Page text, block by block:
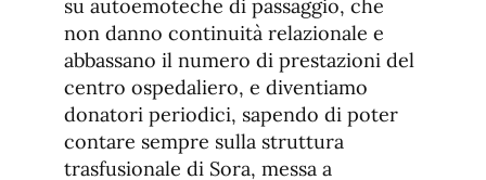
su autoemoteche di passaggio, che
non danno continuità relazionale e
abbassano il numero di prestazioni del
centro ospedaliero, e diventiamo
donatori periodici, sapendo di poter
contare sempre sulla struttura
trasfusionale di Sora, messa a